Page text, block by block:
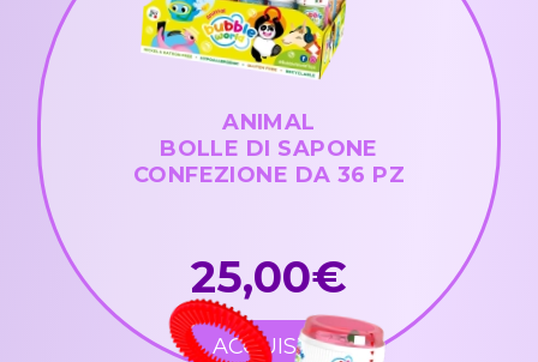
ANIMAL
BOLLE DI SAPONE
CONFEZIONE DA 36 PZ
25,00€
ACQUISTA